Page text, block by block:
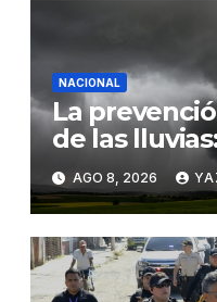
NACIONAL
La
de las
proteger
El Niño
AGO 8, 2026